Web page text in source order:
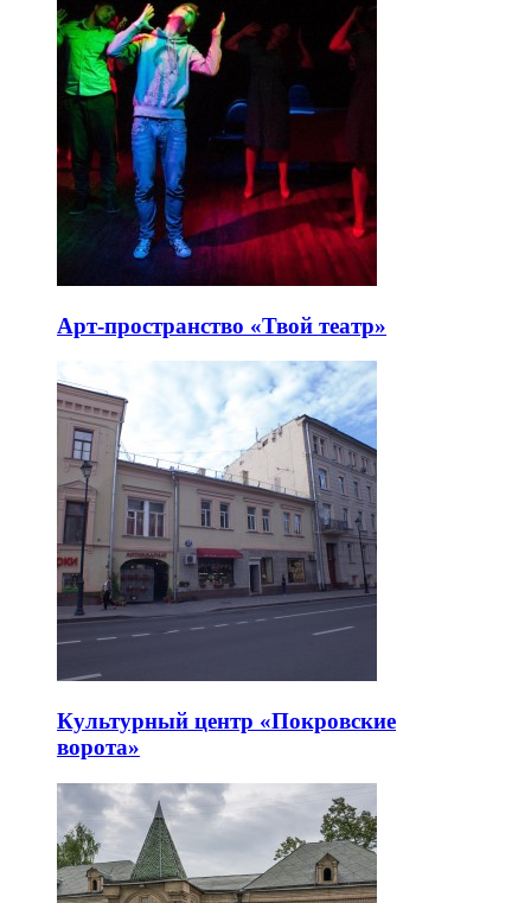
Арт-пространство «Твой театр»
Культурный центр «Покровские
ворота»